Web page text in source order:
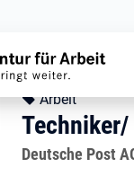
Techniker/
Kopfbereich
Angebotsart:
Arbeit
Arbeitgeber:
Deutsche Post